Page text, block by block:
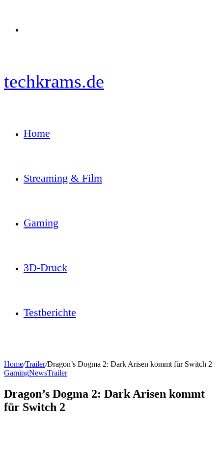
techkrams.de
Home
Streaming & Film
Gaming
3D-Druck
Testberichte
Home/Trailer/Dragon’s Dogma 2: Dark Arisen kommt für Switch 2
GamingNewsTrailer
Dragon’s Dogma 2: Dark Arisen kommt
für Switch 2